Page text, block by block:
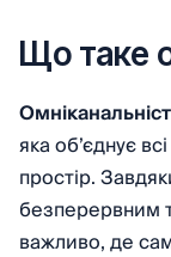
Що таке
яка об’єднує
простір.
безперервним
важливо, де